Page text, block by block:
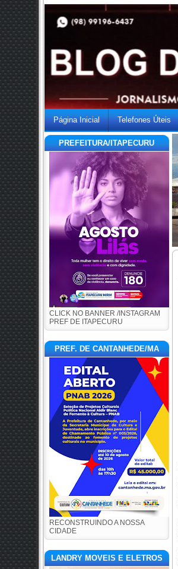
Página Inicial Telefones Úteis
PREFEITURA/ITAPECURU
CLICK NO BANNER /INSTAGRAM
PREF DE ITAPECURU
PREF. DE CANTANHEDE/MA
RECONSTRUINDO A NOSSA
CIDADE
LANDRY MOVEIS E ELETROS